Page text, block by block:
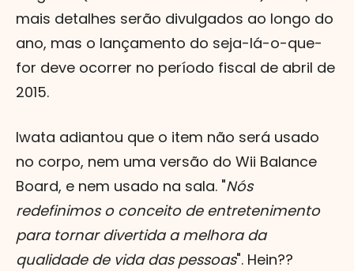
mais detalhes serão divulgados ao longo do
ano, mas o lançamento do seja-lá-o-que-
for deve ocorrer no período fiscal de abril de
2015.
Iwata adiantou que o item não será usado
no corpo, nem uma versão do Wii Balance
Board, e nem usado na sala. "Nós
redefinimos o conceito de entretenimento
para tornar divertida a melhora da
qualidade de vida das pessoas". Hein??